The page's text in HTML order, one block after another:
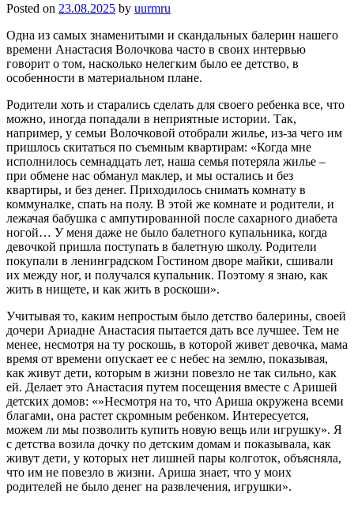
Posted on 23.08.2025 by uurmru
Одна из самых знаменитыми и скандальных балерин нашего
времени Анастасия Волочкова часто в своих интервью
говорит о том, насколько нелегким было ее детство, в
особенности в материальном плане.
Родители хоть и старались сделать для своего ребенка все, что
можно, иногда попадали в неприятные истории. Так,
например, у семьи Волочковой отобрали жилье, из-за чего им
пришлось скитаться по съемным квартирам: «Когда мне
исполнилось семнадцать лет, наша семья потеряла жилье –
при обмене нас обманул маклер, и мы остались и без
квартиры, и без денег. Приходилось снимать комнату в
коммуналке, спать на полу. В этой же комнате и родители, и
лежачая бабушка с ампутированной после сахарного диабета
ногой… У меня даже не было балетного купальника, когда
девочкой пришла поступать в балетную школу. Родители
покупали в ленинградском Гостином дворе майки, сшивали
их между ног, и получался купальник. Поэтому я знаю, как
жить в нищете, и как жить в роскоши».
Учитывая то, каким непростым было детство балерины, своей
дочери Ариадне Анастасия пытается дать все лучшее. Тем не
менее, несмотря на ту роскошь, в которой живет девочка, мама
время от времени опускает ее с небес на землю, показывая,
как живут дети, которым в жизни повезло не так сильно, как
ей. Делает это Анастасия путем посещения вместе с Аришей
детских домов: «»Несмотря на то, что Ариша окружена всеми
благами, она растет скромным ребенком. Интересуется,
можем ли мы позволить купить новую вещь или игрушку». Я
с детства возила дочку по детским домам и показывала, как
живут дети, у которых нет лишней пары колготок, объясняла,
что им не повезло в жизни. Ариша знает, что у моих
родителей не было денег на развлечения, игрушки».